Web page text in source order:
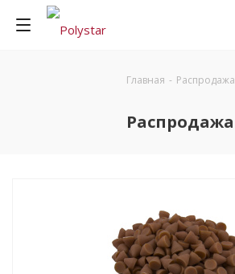
Главная - Распродажа
Распродажа